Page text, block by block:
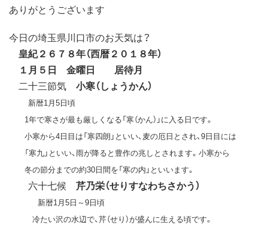
ありがとうございます
今日の埼玉県川口市のお天気は？
皇紀２６７８年（西暦２０１８年）
１月５日 金曜日 居待月
二十三節気 小寒（しょうかん）
新暦1月5日頃
1年で寒さが最も厳しくなる「寒（かん）」に入る日です。
小寒から4日目は「寒四朗」といい、麦の厄日とされ、9日目には
「寒九」といい、雨が降ると豊作の兆しとされます。小寒から
冬の節分までの約30日間を「寒の内」といいます。
六十七候 芹乃栄（せりすなわちさかう）
新暦1月5日～9日頃
冷たい沢の水辺で、芹（せり）が盛んに生える頃です。